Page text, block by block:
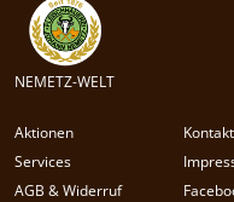
NEMETZ-WELT
Aktionen Kontakt
Services
AGB & Widerruf